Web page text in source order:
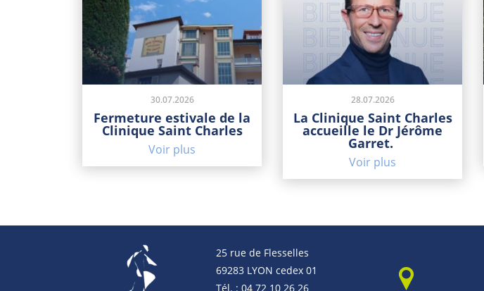
30.07.2026
Fermeture estivale de la
Clinique Saint Charles
Voir plus
28.07.2026
La Clinique Saint Charles
accueille le Dr Jérôme
Garret.
Voir plus
25 rue de Flesselles
69283 LYON cedex 01
Tél. : 04 72 10 26 26